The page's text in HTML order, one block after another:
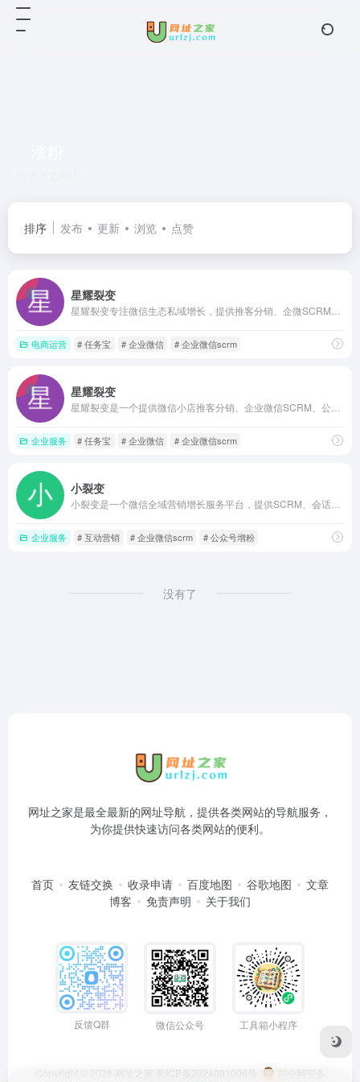
排序 发布 更新 浏览 点赞
星耀裂变
电商运营 # 任务宝 # 企业微信 # 企业微信scrm
星耀裂变
企业服务 # 任务宝 # 企业微信 # 企业微信scrm
小裂变
企业服务 # 互动营销 # 企业微信scrm # 公众号增粉
没有了
网址之家是最全最新的网址导航，提供各类网站的导航服务，
为你提供快速访问各类网站的便利。
首页 友链交换 收录申请 百度地图 谷歌地图
文章
博客
免责声明 关于我们
反馈Q群 微信公众号 工具箱小程序
Copyright © 2026 网址之家 蜀ICP备2024081006号 川公网安备